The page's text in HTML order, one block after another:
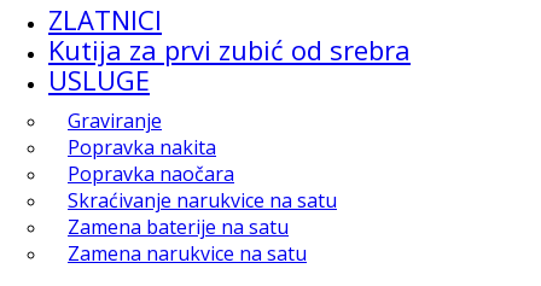
ZLATNICI
Kutija za prvi zubić od srebra
USLUGE
Graviranje
Popravka nakita
Popravka naočara
Skraćivanje narukvice na satu
Zamena baterije na satu
Zamena narukvice na satu